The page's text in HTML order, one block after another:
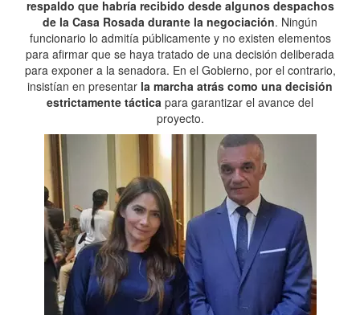
respaldo que habría recibido desde algunos despachos
de la Casa Rosada durante la negociación. Ningún
funcionario lo admitía públicamente y no existen elementos
para afirmar que se haya tratado de una decisión deliberada
para exponer a la senadora. En el Gobierno, por el contrario,
insistían en presentar la marcha atrás como una decisión
estrictamente táctica para garantizar el avance del
proyecto.